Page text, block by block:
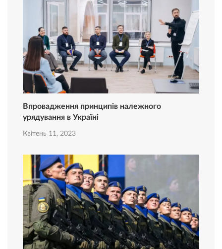
Впровадження принципів належного
урядування в Україні
Квітень 11, 2023